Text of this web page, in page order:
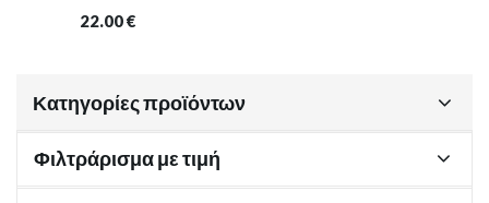
22.00€
Κατηγορίες προϊόντων
Φιλτράρισμα με τιμή